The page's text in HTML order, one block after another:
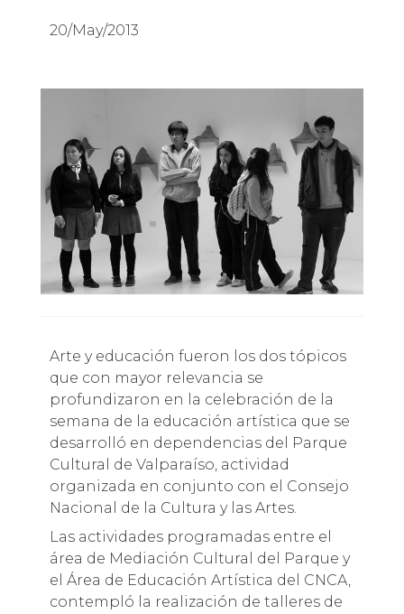
20/May/2013
Arte y educación fueron los dos tópicos
que con mayor relevancia se
profundizaron en la celebración de la
semana de la educación artística que se
desarrolló en dependencias del Parque
Cultural de Valparaíso, actividad
organizada en conjunto con el Consejo
Nacional de la Cultura y las Artes.
Las actividades programadas entre el
área de Mediación Cultural del Parque y
el Área de Educación Artística del CNCA,
contempló la realización de talleres de